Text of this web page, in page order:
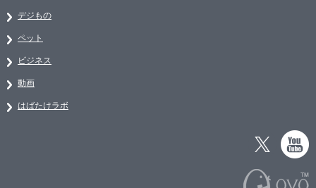
デジもの
ペット
ビジネス
動画
はばたけラボ